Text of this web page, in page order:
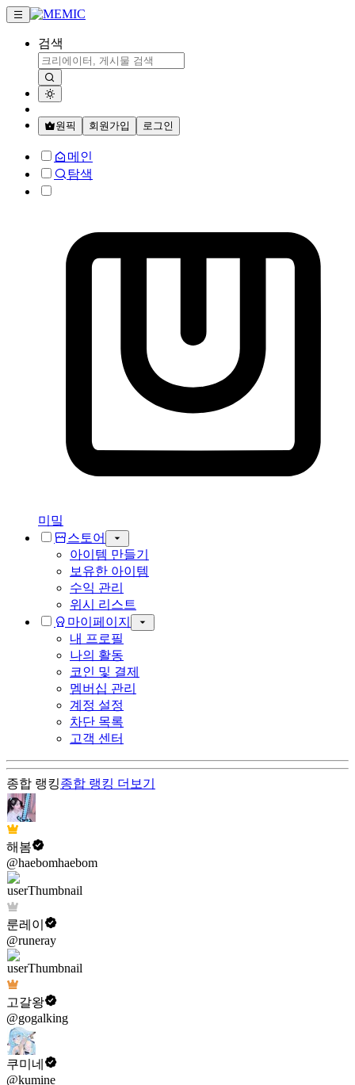
검색
원픽 회원가입 로그인
메인
탐색
미밐
스토어
아이템 만들기
보유한 아이템
수익 관리
위시 리스트
마이페이지
내 프로필
나의 활동
코인 및 결제
멤버십 관리
계정 설정
차단 목록
고객 센터
종합 랭킹종합 랭킹 더보기
해봄
@haebomhaebom
룬레이
@runeray
고갈왕
@gogalking
쿠미네
@kumine